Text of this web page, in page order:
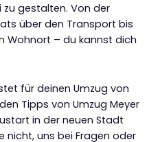
gestalten. Von der
über den Transport bis
Wohnort – du kannst dich
für deinen Umzug von
Tipps von Umzug Meyer
in der neuen Stadt
nicht, uns bei Fragen oder